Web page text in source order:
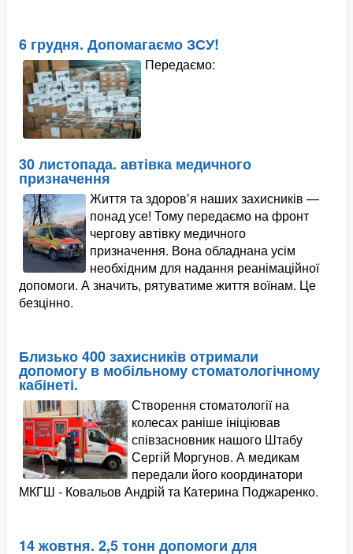
6 грудня. Допомагаємо ЗСУ!
Передаємо:
30 листопада. автівка медичного
призначення
Життя та здоровʼя наших захисників —
понад усе! Тому передаємо на фронт
чергову автівку медичного
призначення. Вона обладнана усім
необхідним для надання реанімаційної
допомоги. А значить, рятуватиме життя воїнам. Це
безцінно.
Близько 400 захисників отримали
допомогу в мобільному стоматологічному
кабінеті.
Створення стоматології на
колесах раніше ініціював
співзасновник нашого Штабу
Сергій Моргунов. А медикам
передали його координатори
МКГШ - Ковальов Андрій та Катерина Поджаренко.
14 жовтня. 2,5 тонн допомоги для